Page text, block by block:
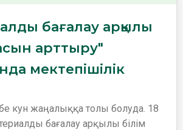
бағалау арқылы
арттыру"
мектепішілік
кун жаңалыққа толы болуда. 18
бағалау арқылы білім